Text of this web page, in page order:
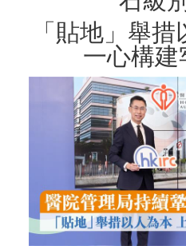
「貼地」舉
一心構建